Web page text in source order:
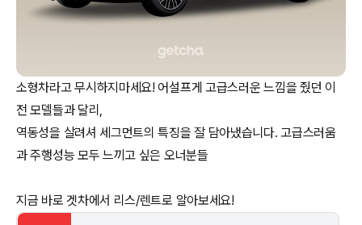
소형차라고 무시하지마세요! 어설프게 고급스러운 느낌을 줬던 이
전 모델들과 달리,
역동성을 살려셔 세그먼트의 특징을 잘 담아냈습니다. 고급스러움
과 주행성능 모두 느끼고 싶은 오너분들
지금 바로 겟차에서 리스/렌트로 알아보세요!